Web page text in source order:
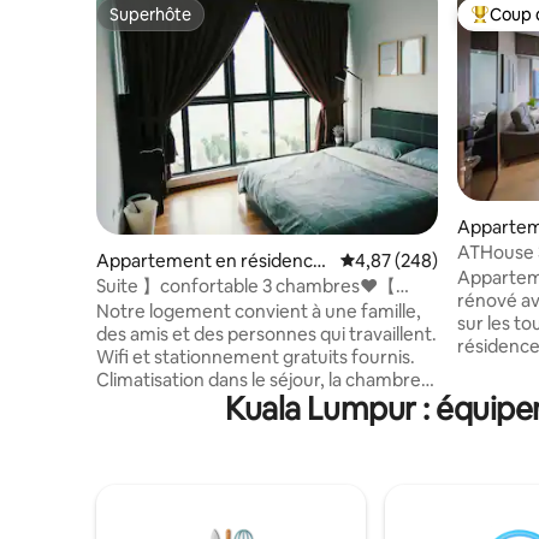
Superhôte
Superhôte
Appartement en résidence
⋅ Seri Kembangan
Évaluation moyenne
4,87 (248)
Suite 】confortable 3 chambres❤️【
AMERIN avec Wi-Fi 〖Mines/C180/UPM〗
Notre logement convient à une famille,
des amis et des personnes qui travaillent.
Wifi et stationnement gratuits fournis.
Climatisation dans le séjour, la chambre
principale et la chambre moyenne.
Ventilateur dans la 3e chambre. Centre
Coups
Coup
ATHouse
rénové
sur les
avec
ville de
Kuala Lumpur :